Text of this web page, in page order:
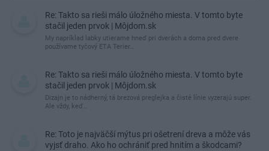
Re: Takto sa rieši málo úložného miesta. V tomto byte
stačil jeden prvok | Môjdom.sk
My napríklad labky utierame hneď pri dverách a doma pred dvere
používame tyčový ETA Terier…
Re: Takto sa rieši málo úložného miesta. V tomto byte
stačil jeden prvok | Môjdom.sk
Dizajn je to nádherný, tá brezová preglejka a čisté línie vyzerajú super.
Ale vždy, keď…
Re: Toto je najväčší mýtus pri ošetrení dreva a môže vás
vyjsť draho. Ako ho ochrániť pred hnitím a škodcami?